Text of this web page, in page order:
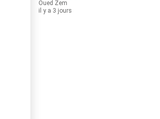
Oued Zem
il y a 3 jours